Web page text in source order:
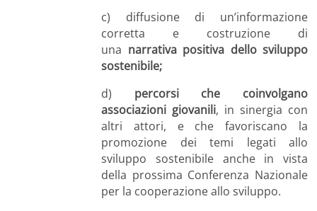
c) diffusione di un’informazione
corretta e costruzione di
una narrativa positiva dello sviluppo
sostenibile;
d) percorsi che coinvolgano
associazioni giovanili, in sinergia con
altri attori, e che favoriscano la
promozione dei temi legati allo
sviluppo sostenibile anche in vista
della prossima Conferenza Nazionale
per la cooperazione allo sviluppo.